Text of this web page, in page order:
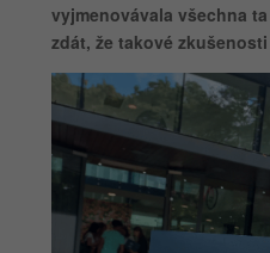
vyjmenovávala všechna
zdát, že takové